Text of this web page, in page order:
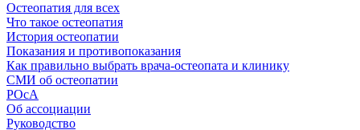
Остеопатия для всех
Что такое остеопатия
История остеопатии
Показания и противопоказания
Как правильно выбрать врача-остеопата и клинику
СМИ об остеопатии
РОсА
Об ассоциации
Руководство